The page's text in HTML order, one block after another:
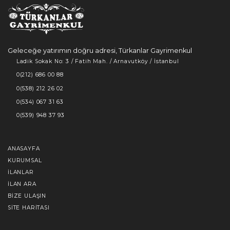
Geleceğe yatırımın doğru adresi, Türkanlar Gayrimenkul
Ladik Sokak No: 3 / Fatih Mah. / Arnavutköy / İstanbul
0(212) 686 00 88
0(538) 212 26 02
0(534) 067 31 63
0(539) 948 37 93
ANASAYFA
KURUMSAL
İLANLAR
İLAN ARA
BIZE ULAŞIN
SITE HARITASI